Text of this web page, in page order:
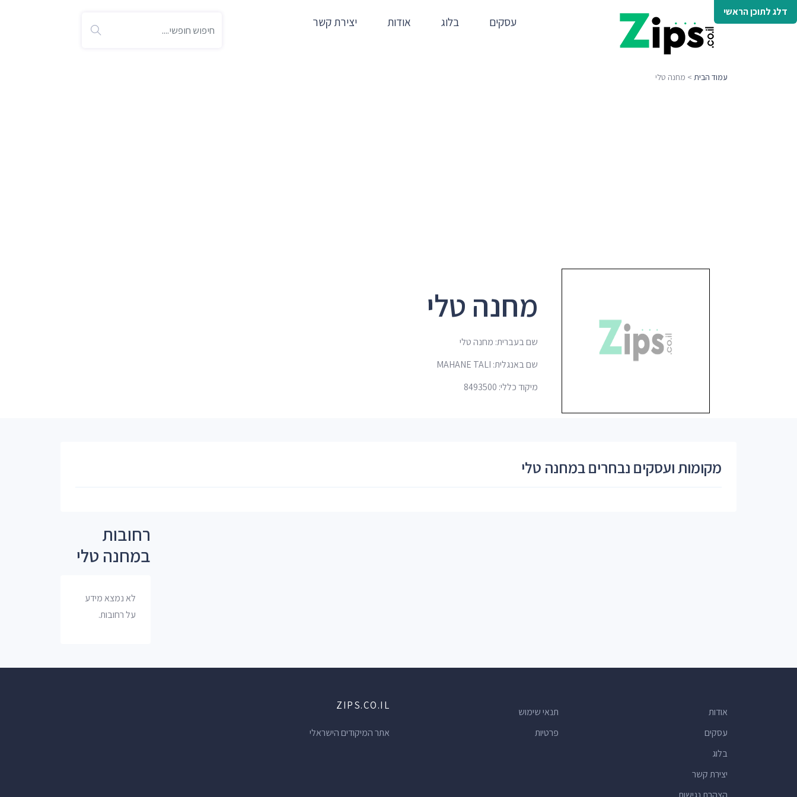
דלג לתוכן הראשי
עסקים בלוג אודות יצירת קשר
עמוד הבית > מחנה טלי
מחנה טלי
שם בעברית: מחנה טלי
שם באנגלית: MAHANE TALI
מיקוד כללי: 8493500
מקומות ועסקים נבחרים במחנה טלי
רחובות
במחנה טלי
לא נמצא מידע
על רחובות.
ZIPS.CO.IL
אתר המיקודים הישראלי
תנאי שימוש
פרטיות
אודות
עסקים
בלוג
יצירת קשר